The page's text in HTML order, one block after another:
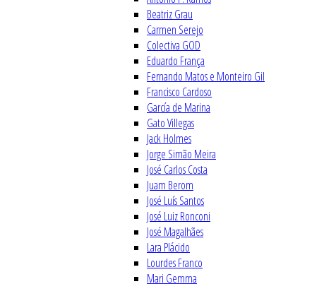
Beatriz Grau
Carmen Serejo
Colectiva GOD
Eduardo França
Fernando Matos e Monteiro Gil
Francisco Cardoso
García de Marina
Gato Villegas
Jack Holmes
Jorge Simão Meira
José Carlos Costa
Juam Berom
José Luís Santos
José Luiz Ronconi
José Magalhães
Lara Plácido
Lourdes Franco
Mari Gemma